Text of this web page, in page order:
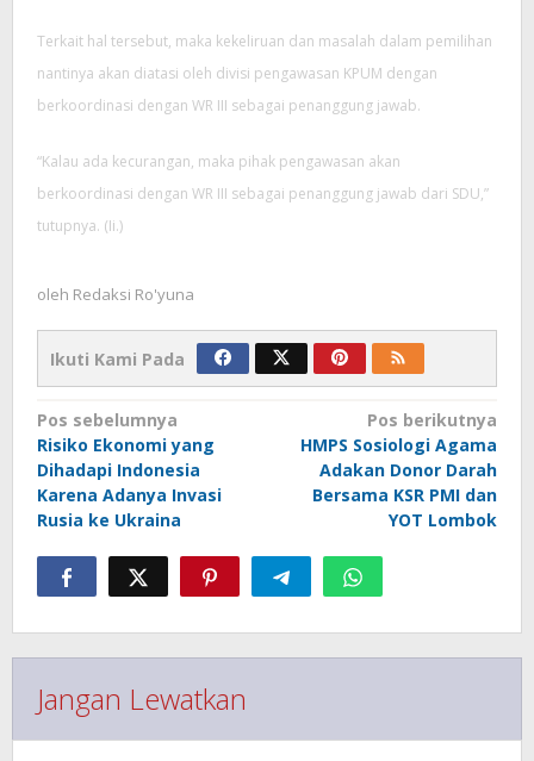
Terkait hal tersebut, maka kekeliruan dan masalah dalam pemilihan
nantinya akan diatasi oleh divisi pengawasan KPUM dengan
berkoordinasi dengan WR III sebagai penanggung jawab.
“Kalau ada kecurangan, maka pihak pengawasan akan
berkoordinasi dengan WR III sebagai penanggung jawab dari SDU,”
tutupnya. (Ii.)
oleh Redaksi Ro'yuna
Ikuti Kami Pada
Navigasi
pos
Pos sebelumnya
Risiko Ekonomi yang
Dihadapi Indonesia
Karena Adanya Invasi
Rusia ke Ukraina
Pos berikutnya
HMPS Sosiologi Agama
Adakan Donor Darah
Bersama KSR PMI dan
YOT Lombok
Jangan Lewatkan